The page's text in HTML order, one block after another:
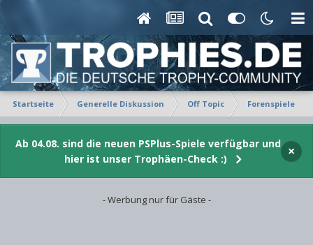
Startseite Generelle Diskussion Off Topic Forenspiele
Ab 04.08. sind die neuen PSPlus-Spiele verfügbar und
hier ist unser Trophäen-Check :)
×
- Werbung nur für Gäste -